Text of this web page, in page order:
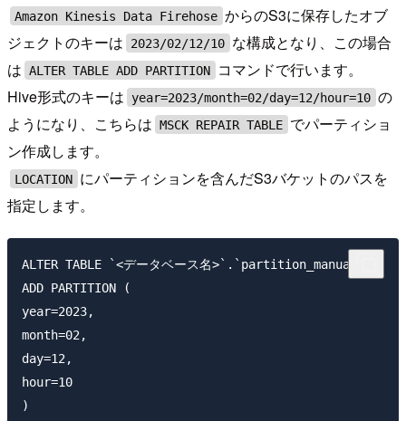
Amazon Kinesis Data Firehose からのS3に保存したオブ
ジェクトのキーは
2023/02/12/10 な構成となり、この場合
は ALTER TABLE ADD PARTITION
コマンドで行います。
Hive形式のキーは year=2023/month=02/day=12/hour=10 の
ようになり、こちらは MSCK REPAIR TABLE でパーティショ
ン作成します。
LOCATION にパーティションを含んだS3バケットのパスを
指定します。
ALTER TABLE `<データベース名>`.`partition_manual`
ADD PARTITION (
year=2023,
month=02,
day=12,
hour=10
)